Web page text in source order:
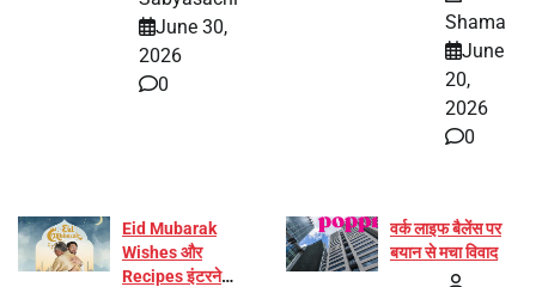
June 30,
2026
0
Shama
June
20,
2026
0
Eid Mubarak
Wishes और
Recipes इंटरनेट
वर्क लाइफ बैलेंस पर
बयान से मचा विवाद